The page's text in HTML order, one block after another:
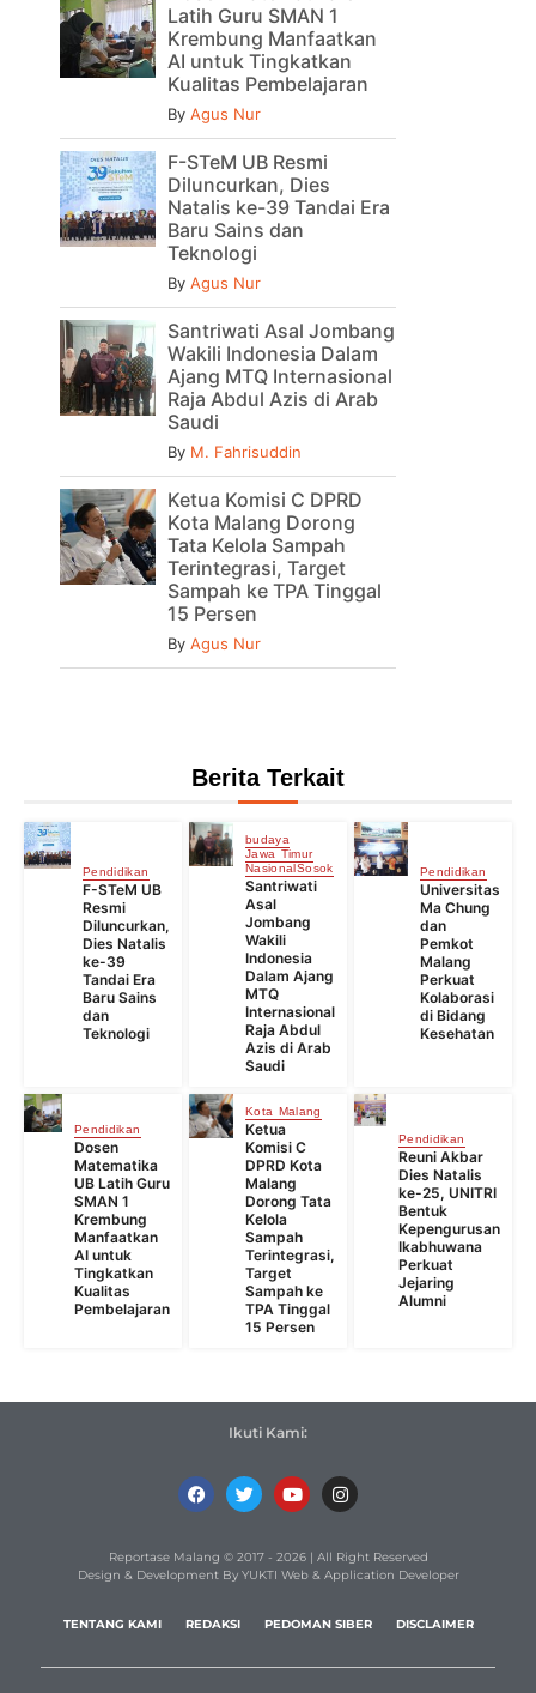
Latih Guru SMAN 1
Krembung Manfaatkan
AI untuk Tingkatkan
Kualitas Pembelajaran
By Agus Nur
F-STeM UB Resmi
Diluncurkan, Dies
Natalis ke-39 Tandai Era
Baru Sains dan
Teknologi
By Agus Nur
Santriwati Asal Jombang
Wakili Indonesia Dalam
Ajang MTQ Internasional
Raja Abdul Azis di Arab
Saudi
By M. Fahrisuddin
Ketua Komisi C DPRD
Kota Malang Dorong
Tata Kelola Sampah
Terintegrasi, Target
Sampah ke TPA Tinggal
15 Persen
By Agus Nur
Berita Terkait
Pendidikan
F-STeM UB
Resmi
Diluncurkan,
Dies Natalis
ke-39
Tandai Era
Baru Sains
dan
Teknologi
budaya
Jawa Timur
NasionalSosok
Santriwati
Asal
Jombang
Wakili
Indonesia
Dalam Ajang
MTQ
Internasional
Raja Abdul
Azis di Arab
Saudi
Pendidikan
Universitas
Ma Chung
dan
Pemkot
Malang
Perkuat
Kolaborasi
di Bidang
Kesehatan
Pendidikan
Dosen
Matematika
UB Latih Guru
SMAN 1
Krembung
Manfaatkan
AI untuk
Tingkatkan
Kualitas
Pembelajaran
Kota Malang
Ketua
Komisi C
DPRD Kota
Malang
Dorong Tata
Kelola
Sampah
Terintegrasi,
Target
Sampah ke
TPA Tinggal
15 Persen
Pendidikan
Reuni Akbar
Dies Natalis
ke-25, UNITRI
Bentuk
Kepengurusan
Ikabhuwana
Perkuat
Jejaring
Alumni
Ikuti Kami:
Reportase Malang © 2017 - 2026 | All Right Reserved
Design & Development By YUKTI Web & Application Developer
TENTANG KAMI REDAKSI PEDOMAN SIBER DISCLAIMER